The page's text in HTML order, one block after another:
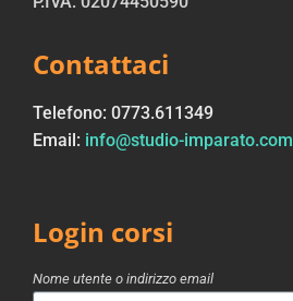
Contattaci
Telefono: 0773.611349
Email: info@studio-imparato.com
Login corsi
Nome utente o indirizzo email